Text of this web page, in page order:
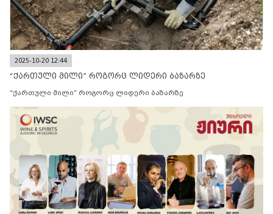
2025-10-20 12:44
“ქართული მილი” როგორც ლიდერი ბაზარზე
“ქართული მილი” როგორც ლიდერი ბაზარზე